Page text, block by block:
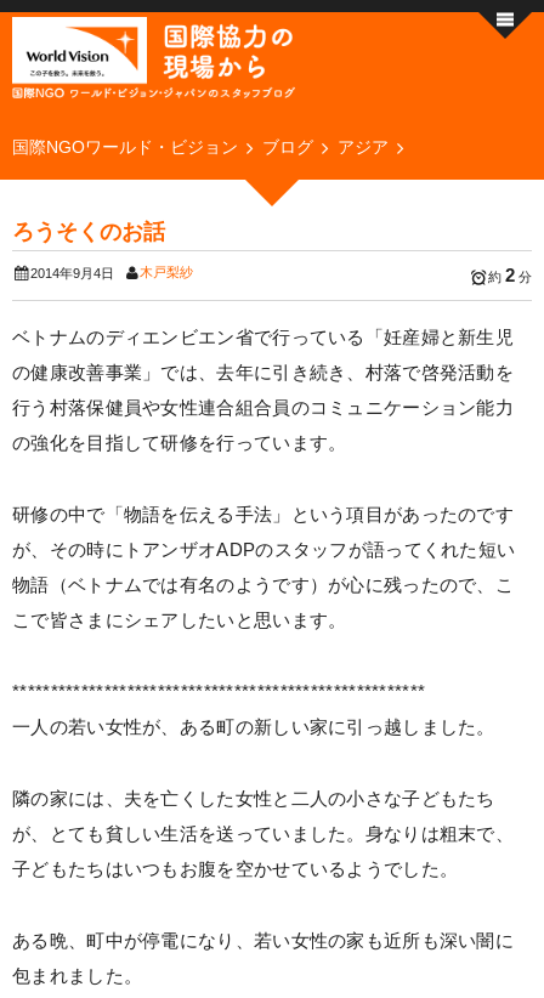
国際NGOワールド・ビジョン ブログ アジア
ろうそくのお話
2014年9月4日 木戸梨紗 約 2 分
ベトナムのディエンビエン省で行っている「妊産婦と新生児
の健康改善事業」では、去年に引き続き、村落で啓発活動を
行う村落保健員や女性連合組合員のコミュニケーション能力
の強化を目指して研修を行っています。
研修の中で「物語を伝える手法」という項目があったのです
が、その時にトアンザオADPのスタッフが語ってくれた短い
物語（ベトナムでは有名のようです）が心に残ったので、こ
こで皆さまにシェアしたいと思います。
******************************************************
一人の若い女性が、ある町の新しい家に引っ越しました。
隣の家には、夫を亡くした女性と二人の小さな子どもたち
が、とても貧しい生活を送っていました。身なりは粗末で、
子どもたちはいつもお腹を空かせているようでした。
ある晩、町中が停電になり、若い女性の家も近所も深い闇に
包まれました。